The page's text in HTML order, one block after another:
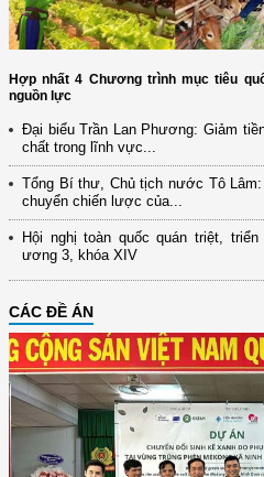
Hợp nhất 4 Chương trình mục tiêu
nguồn lực
Đại biểu Trần Lan Phương: Giảm
chất trong lĩnh vực...
Tổng Bí thư, Chủ tịch nước Tô
chuyển chiến lược của...
Hội nghị toàn quốc quán triệt,
ương 3, khóa XIV
CÁC ĐỀ ÁN